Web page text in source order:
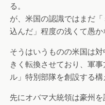
る。
が、米国の認識ではまだ
込んだ」程度の浅くて愚か
そうはいうものの米国は
きく転換させており、軍
ル」特別部隊を創設する構
先にオバマ大統領は豪州